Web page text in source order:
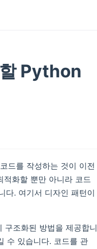
Python
드를 작성하는 것이 이전
적화할 뿐만 아니라 코드
다. 여기서 디자인 패턴이
구조화된 방법을 제공합니
수 있습니다. 코드를 관